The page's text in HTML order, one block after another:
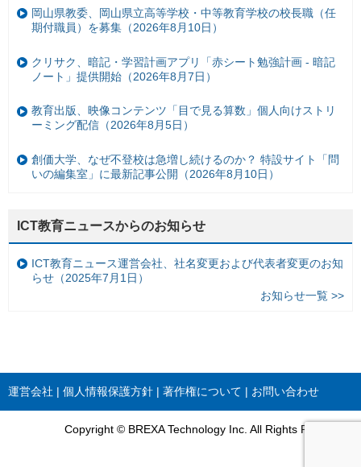
岡山県教委、岡山県立高等学校・中等教育学校の校長職（任
期付職員）を募集（2026年8月10日）
クリサク、暗記・学習計画アプリ「赤シート勉強計画 - 暗記
ノート」提供開始（2026年8月7日）
教育出版、映像コンテンツ「目で見る算数」個人向けストリ
ーミング配信（2026年8月5日）
創価大学、なぜ不登校は急増し続けるのか？ 特設サイト「問
いの編集室」に最新記事公開（2026年8月10日）
ICT教育ニュースからのお知らせ
ICT教育ニュース運営会社、社名変更および代表者変更のお知
らせ（2025年7月1日）
お知らせ一覧 >>
運営会社 個人情報保護方針 著作権について お問い合わせ
Copyright © BREXA Technology Inc. All Rights Reserved.